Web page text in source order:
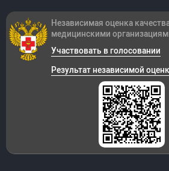
Независимая оценка
медицинскими
Участвовать в голосовании
Результат независимой